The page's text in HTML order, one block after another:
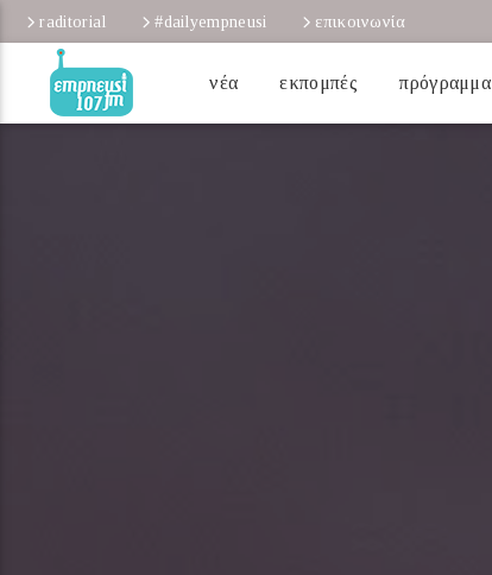
raditorial #dailyempneusi επικοινωνία
νέα εκπομπές πρόγραμμα